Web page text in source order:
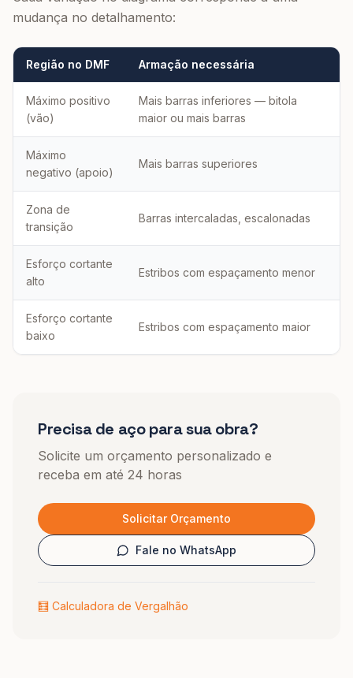
mudança no detalhamento:
Região no DMF Armação necessária
Máximo positivo
(vão)
Mais barras inferiores — bitola
maior ou mais barras
Máximo
negativo (apoio)
Mais barras superiores
Zona de
transição
Barras intercaladas, escalonadas
Esforço cortante
alto
Estribos com espaçamento menor
Esforço cortante
baixo
Estribos com espaçamento maior
Precisa de aço para sua obra?
Solicite um orçamento personalizado e
receba em até 24 horas
Solicitar Orçamento
Fale no WhatsApp
🧮 Calculadora de Vergalhão